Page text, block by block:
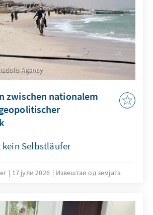
Agency
zwischen nationalem
Selbstläufer
17 јули 2026 Извештаи од земјата